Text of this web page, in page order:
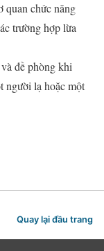
quan chức năng
trường hợp lừa
đề phòng khi
người lạ hoặc một
Quay lại đầu trang